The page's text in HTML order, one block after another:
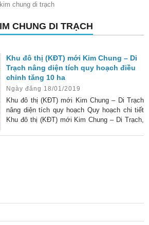
chung di trạch
CHUNG DI TRẠCH
Khu đô thị (KĐT) mới Kim Chung – Di
Trạch nâng diện tích quy hoạch điều
chỉnh tăng 10 ha
Ngày đăng 18/01/2019
Khu đô thị (KĐT) mới Kim Chung – Di Trạch
nâng diện tích quy hoạch Quy hoạch chi tiết
Khu đô thị (KĐT) mới Kim Chung – Di Trạch,